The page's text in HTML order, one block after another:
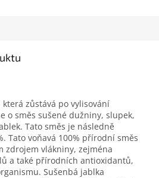
zůstává po vylisování
o směs sušené dužniny, slupek,
Tato směs je následně
Tato voňavá 100% přírodní směs
zdrojem vlákniny, zejména
a také přírodních antioxidantů,
Sušenbá jablka